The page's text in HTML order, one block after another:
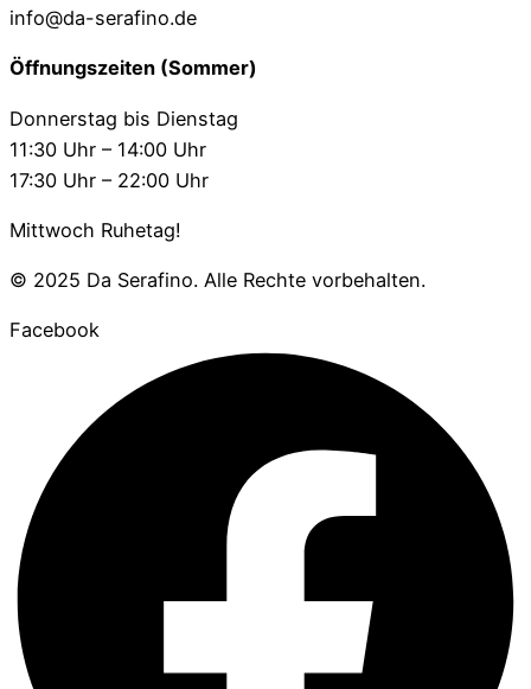
info@da-serafino.de
Öffnungszeiten (Sommer)
Donnerstag bis Dienstag
11:30 Uhr – 14:00 Uhr
17:30 Uhr – 22:00 Uhr
Mittwoch Ruhetag!
© 2025 Da Serafino. Alle Rechte vorbehalten.
Facebook